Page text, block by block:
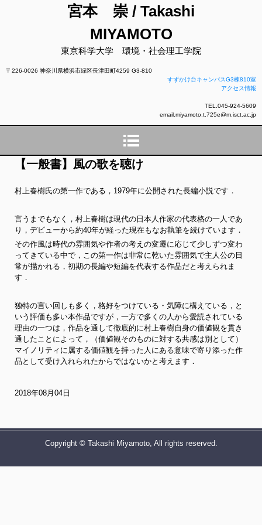
宮本 崇 / Takashi
MIYAMOTO
東京科学大学 環境・社会理工学院
〒226-0026 神奈川県横浜市緑区長津田町4259 G3-810
すずかけ台キャンパスG3棟810室
アクセス情報
TEL.045-924-5609
email.miyamoto.t.725e@m.isct.ac.jp
【一般書】風の歌を聴け
村上春樹氏の第一作である，1979年に公開された長編小説です．
言うまでもなく，村上春樹は現代の日本人作家の代表格の一人であ
り，デビューから約40年が経った現在もなお執筆を続けています．
その作風は時代の雰囲気や作者の考えの変遷に応じて少しずつ変わ
ってきている中で，この第一作は非常に乾いた雰囲気で主人公の日
常が描かれる，初期の長編や短編を代表する作品だと考えられま
す．
独特の言い回しも多く，格好をつけている・気障に構えている，と
いう評価も多い本作品ですが，一方で多くの人から愛読されている
理由の一つは，作品を通して徹底的に村上春樹自身の価値観を貫き
通したことによって，（価値観そのものに対する共感は別として）
マイノリティに属する価値観を持った人にある意味で寄り添った作
品として受け入れられたからではないかと考えます．
2018年08月04日
Copyright © Takashi Miyamoto, All rights reserved.